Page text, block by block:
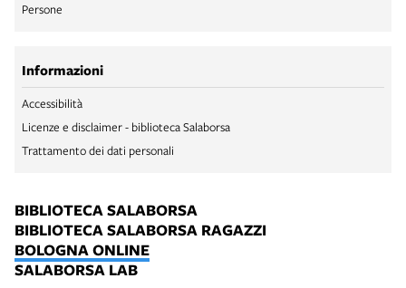
Persone
Informazioni
Accessibilità
Licenze e disclaimer - biblioteca Salaborsa
Trattamento dei dati personali
BIBLIOTECA SALABORSA
BIBLIOTECA SALABORSA RAGAZZI
BOLOGNA ONLINE
SALABORSA LAB